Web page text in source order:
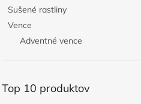
Sušené rastliny
Vence
Adventné vence
Top 10 produktov